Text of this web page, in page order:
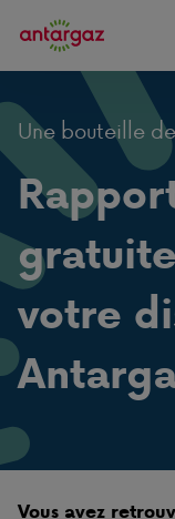
Une bouteille
votre
Vous avez